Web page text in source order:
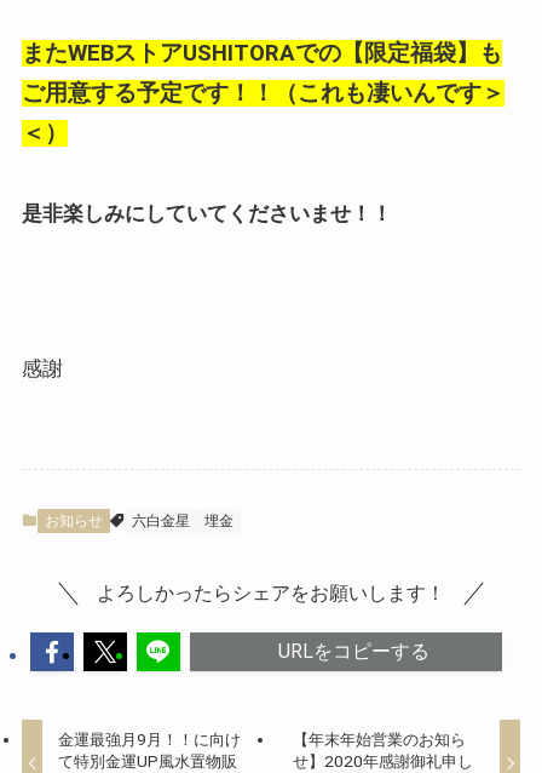
またWEBストアUSHITORAでの【限定福袋】も
ご用意する予定です！！（これも凄いんです＞
＜）
是非楽しみにしていてくださいませ！！
感謝
お知らせ 六白金星 埋金
よろしかったらシェアをお願いします！
URLをコピーする
金運最強月9月！！に向け
て特別金運UP風水置物販
【年末年始営業のお知ら
せ】2020年感謝御礼申し